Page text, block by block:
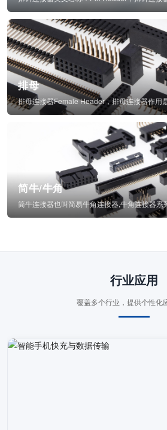
排母
简牛/牛角
行业应用
覆盖多个行业，提供个性化